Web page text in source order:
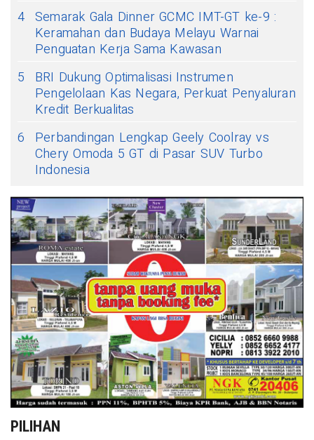
4 Semarak Gala Dinner GCMC IMT-GT ke-9 :
Keramahan dan Budaya Melayu Warnai
Penguatan Kerja Sama Kawasan
5
BRI Dukung Optimalisasi Instrumen
Pengelolaan Kas Negara, Perkuat Penyaluran
Kredit Berkualitas
6
Perbandingan Lengkap Geely Coolray vs
Chery Omoda 5 GT di Pasar SUV Turbo
Indonesia
PILIHAN